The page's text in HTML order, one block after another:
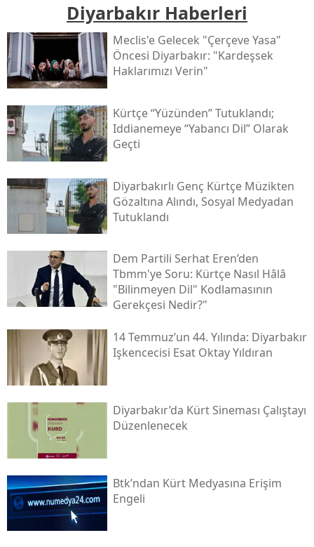
Diyarbakır Haberleri
Meclis'e Gelecek "çerçeve Yasa"
Öncesi Diyarbakır: "kardeşsek
Haklarımızı Verin"
Kürtçe “yüzünden” Tutuklandı;
Iddianemeye “yabancı Dil” Olarak
Geçti
Diyarbakırlı Genç Kürtçe Müzikten
Gözaltına Alındı, Sosyal Medyadan
Tutuklandı
Dem Partili Serhat Eren’den
Tbmm'ye Soru: Kürtçe Nasıl Hâlâ
"bilinmeyen Dil" Kodlamasının
Gerekçesi Nedir?"
14 Temmuz’un 44. Yılında: Diyarbakır
Işkencecisi Esat Oktay Yıldıran
Diyarbakır’da Kürt Sineması Çalıştayı
Düzenlenecek
Btk’ndan Kürt Medyasına Erişim
Engeli